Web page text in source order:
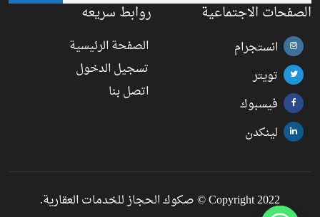
الصفحات الاجتماعية
انستجرام
تويتر
فيسبوك
لينكدن
روابط سريعه
الصفحة الرئيسية
تسجيل الدخول
اتصل بنا
Copyright 2022 © صكوك الحجاز للخدمات العقارية.